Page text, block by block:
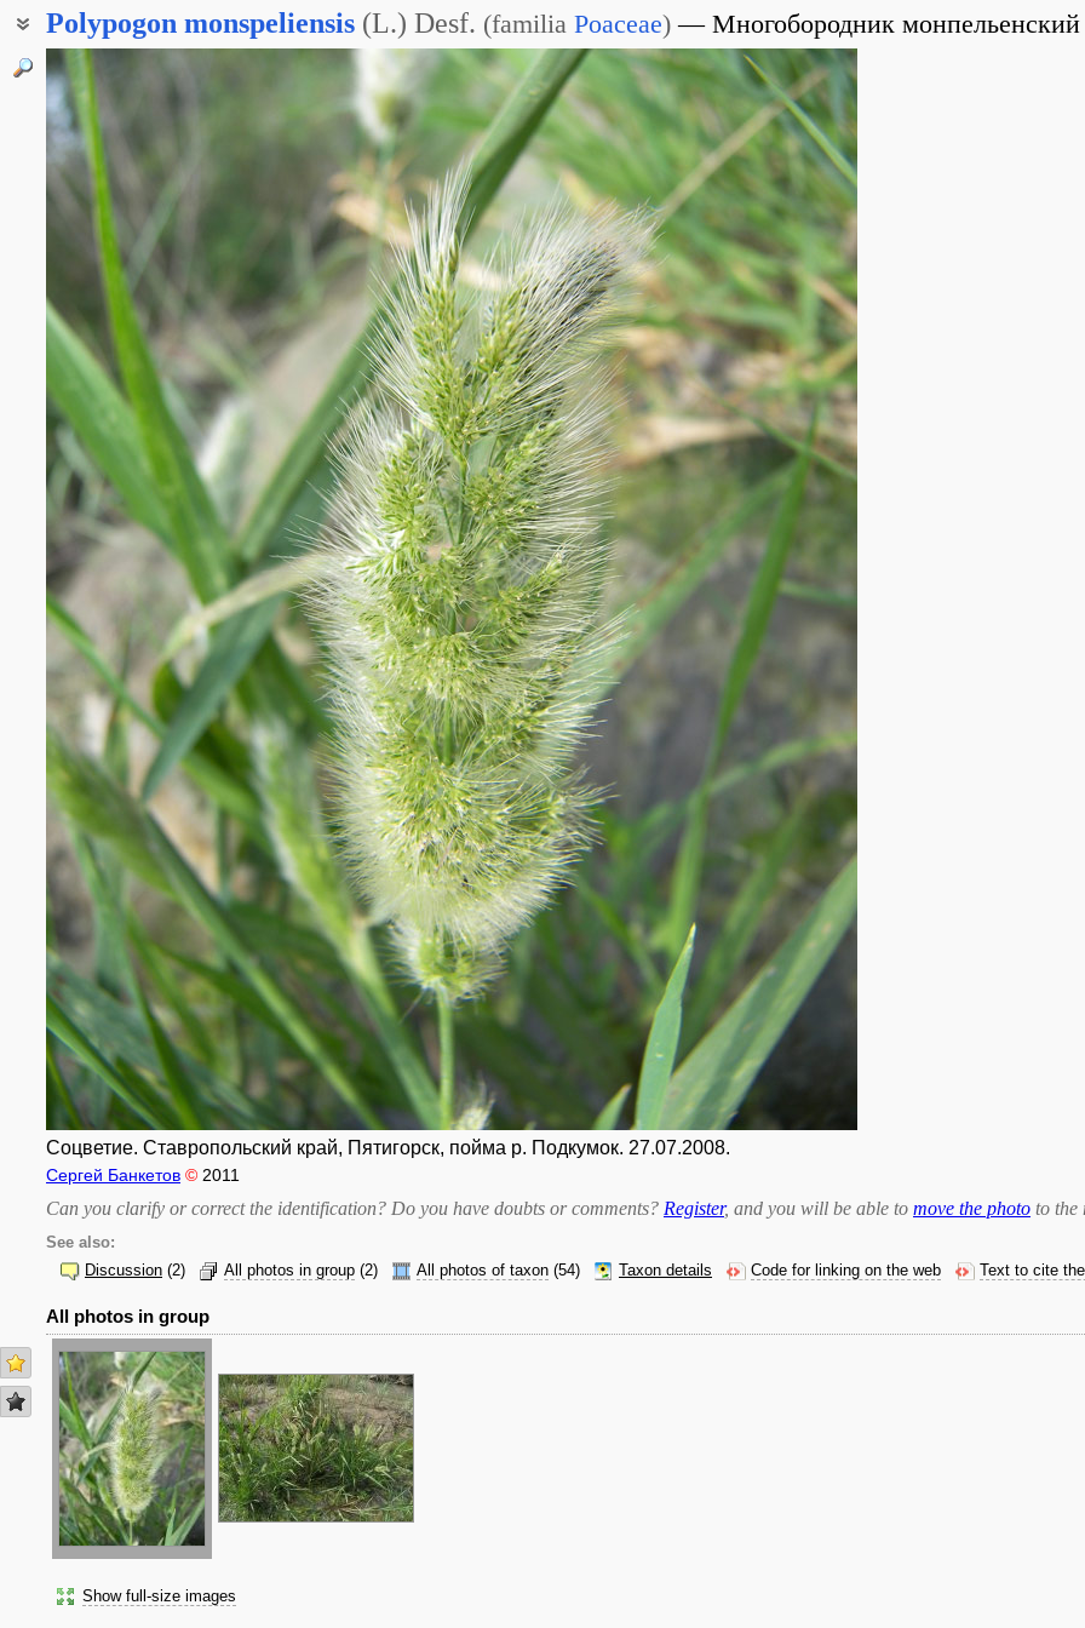
Polypogon monspeliensis (L.) Desf. (familia Poaceae) Многобородник монпельенский
Многобородник монпелиенский
Многобородник монпельевский
Многобородник монпельинский
Полипогон горный
Соцветие. Ставропольский край, Пятигорск, пойма р. Подкумок. 27.07.2008.
Сергей Банкетов © 2011
Can you clarify or correct the identification? Do you have doubts or comments? Register, and you will be able to move the photo to the
See also:
Discussion (2) All photos in group (2) All photos of taxon (54) Taxon details Code for linking on the web Text to cite
All photos in group
Show full-size images